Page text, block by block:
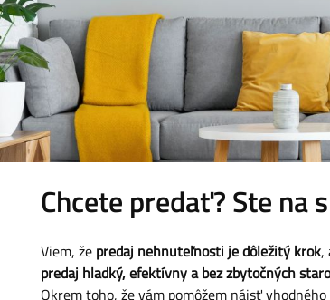
Chcete predať? Ste
Viem, že predaj nehnuteľnosti je dôležitý krok,
predaj hladký, efektívny a bez zbytočných
Okrem toho, že vám pomôžem nájsť